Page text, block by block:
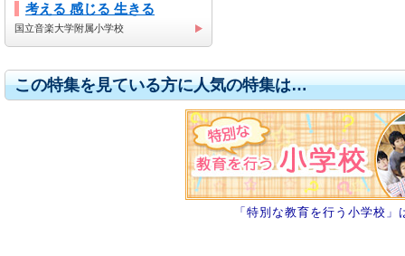
考える 感じる 生きる
国立音楽大学附属小学校
この特集を見ている方に人気の特集は…
「特別な教育を行う小学校」